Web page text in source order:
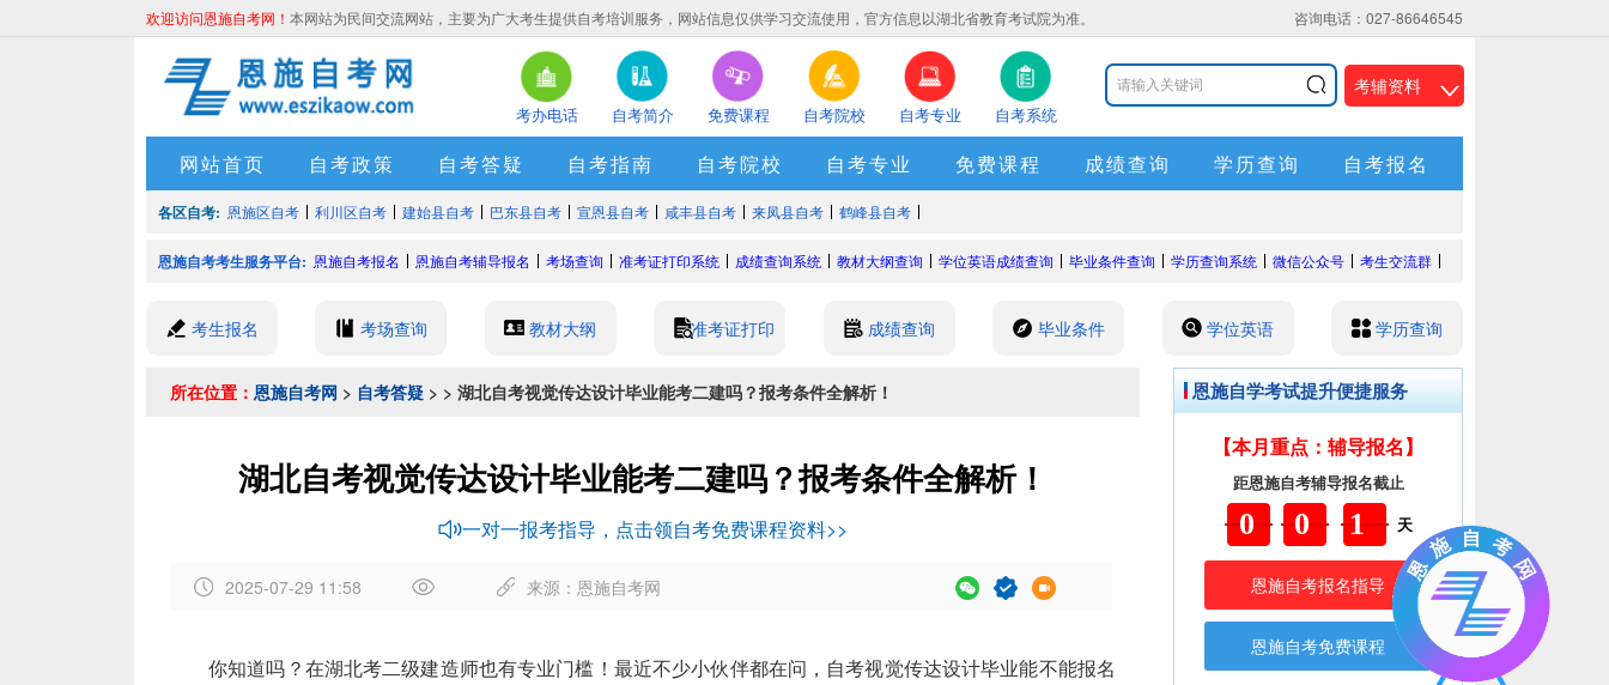
欢迎访问恩施自考网！ 本网站为民间交流网站，主要为广大考生提供自考培训服务，网站信息仅供学习交流使用，官方信息以湖北省教育考试院为准。 咨询电话：027-86646545
考办电话 自考简介 免费课程 自考院校 自考专业 自考系统
考辅资料 <
网站首页 自考政策 自考答疑 自考指南 自考院校 自考专业 免费课程 成绩查询 学历查询 自考报名
各区自考: 恩施区自考 利川区自考 建始县自考 巴东县自考 宣恩县自考 咸丰县自考 来凤县自考 鹤峰县自考
恩施自考考生服务平台: 恩施自考报名 恩施自考辅导报名 考场查询 准考证打印系统 成绩查询系统 教材大纲查询 学位英语成绩查询 毕业条件查询 学历查询系统 微信公众号 考生交流群
考生报名 考场查询 教材大纲 准考证打印 成绩查询 毕业条件 学位英语 学历查询
所在位置： 恩施自考网 > 自考答疑 > > 湖北自考视觉传达设计毕业能考二建吗？报考条件全解析！
湖北自考视觉传达设计毕业能考二建吗？报考条件全解析！
一对一报考指导，点击领自考免费课程资料>>
2025-07-29 11:58 来源：恩施自考网
你知道吗？在湖北考二级建造师也有专业门槛！最近不少小伙伴都在问，自考视觉传达设计毕业能不能报名
恩施自学考试提升便捷服务
【本月重点：辅导报名】
距恩施自考辅导报名截止
001天
恩施自考报名指导
恩施自考免费课程